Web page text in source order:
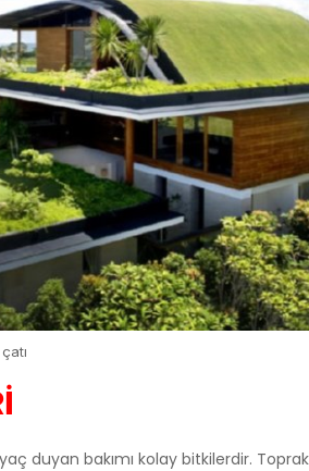
duyan bakımı kolay bitkilerdir.